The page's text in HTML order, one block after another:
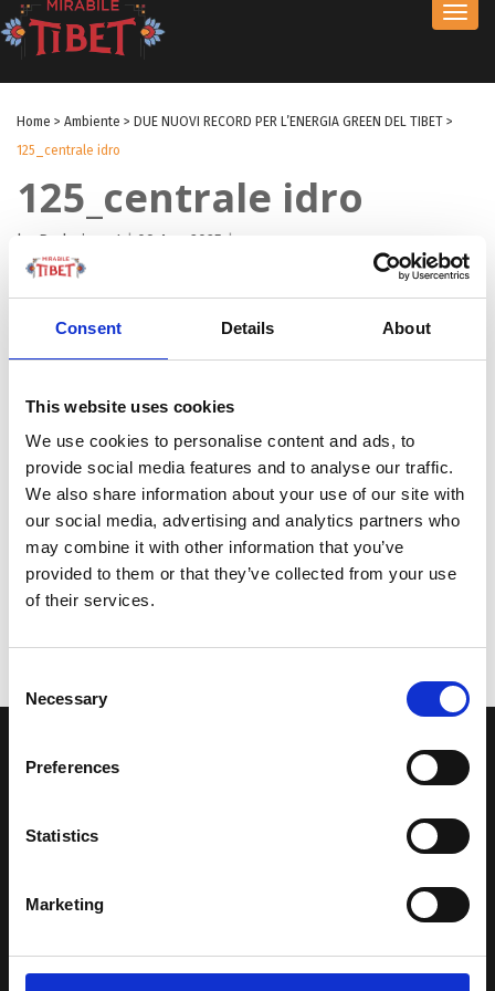
Consent Details About
This website uses cookies
We use cookies to personalise content and ads, to
provide social media features and to analyse our traffic.
We also share information about your use of our site with
our social media, advertising and analytics partners who
may combine it with other information that you’ve
provided to them or that they’ve collected from your use
of their services.
Selection
Necessary
Preferences
Statistics
Marketing
Home > Ambiente > DUE NUOVI RECORD PER L’ENERGIA GREEN DEL TIBET >
125_centrale idro
125_centrale idro
by Redazione I | 09 Ago 2025 |
LA NOSTRA MISSION
Una comunità di appassionati della cultura tibetana che hanno
avuto modo di viaggiare e conoscere questa meravigliosa regione.
paesaggi e la sua gente è capace di riempire il cuore.
Attraverso i nostri contributi cercheremo agevolare la conoscenza